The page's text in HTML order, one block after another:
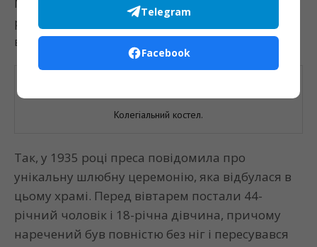
році, і протягом довгих століть тут відбувалися
вінчання і поєднувалися люблячі серця.
Колегіальний костел.
Так, у 1935 році преса повідомила про
унікальну шлюбну церемонію, яка відбулася в
цьому храмі. Перед вівтарем постали 44-
річний чоловік і 18-річна дівчина, причому
наречений був повністю без ніг і пересувався
Telegram
Facebook